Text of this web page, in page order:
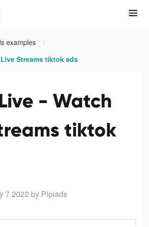
examples
Streams tiktok ads
- Watch
tiktok
7 2022 by Pipiads